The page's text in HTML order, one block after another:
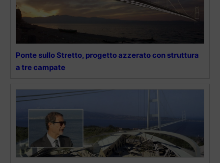
Ponte sullo Stretto, progetto azzerato con struttura
a tre campate